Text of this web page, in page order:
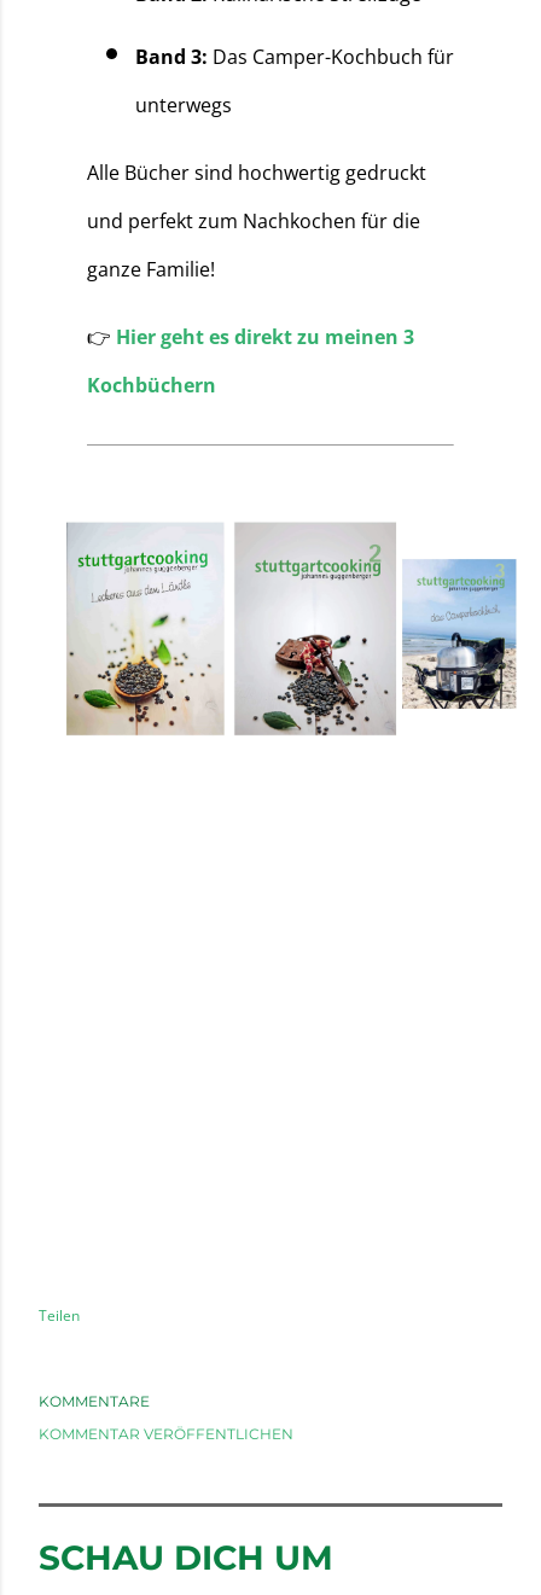
Band 3: Das Camper-Kochbuch für
unterwegs
Alle Bücher sind hochwertig gedruckt
und perfekt zum Nachkochen für die
ganze Familie!
👉 Hier geht es direkt zu meinen 3
Kochbüchern
Teilen
KOMMENTARE
KOMMENTAR VERÖFFENTLICHEN
SCHAU DICH UM